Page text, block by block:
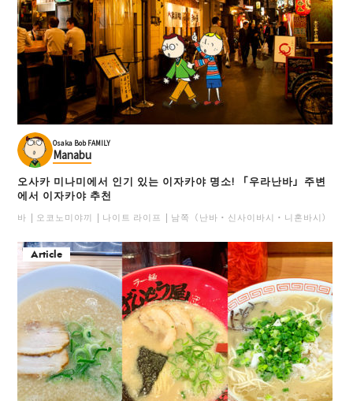
Osaka Bob FAMILY
Manabu
오사카 미나미에서 인기 있는 이자카야 명소! 「우라난바」주변
에서 이자카야 추천
바 오코노미야끼 나이트 라이프 남쪽（난바・신사이바시・니혼바시）
Article